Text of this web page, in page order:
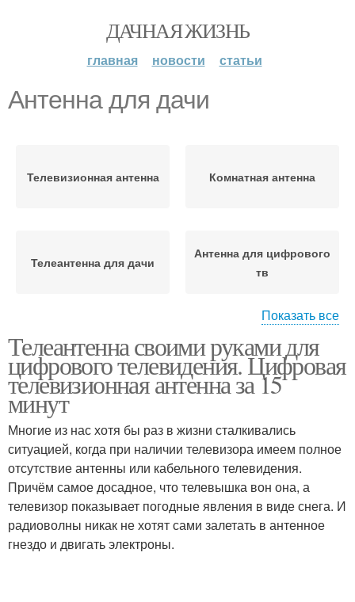
ДАЧНАЯ ЖИЗНЬ
главная новости статьи
Антенна для дачи
Телевизионная антенна Комнатная антенна
Телеантенна для дачи
Антенна для цифрового
тв
антенны
Антенны с усилителем
Антенны для дачи Антенна на даче
Уличные антенны
Антенны для
цифрового тв
Показать все
Телеантенна своими руками для
цифрового телевидения. Цифровая
телевизионная антенна за 15
минут
Многие из нас хотя бы раз в жизни сталкивались
ситуацией, когда при наличии телевизора имеем полное
отсутствие антенны или кабельного телевидения.
Причём самое досадное, что телевышка вон она, а
телевизор показывает погодные явления в виде снега. И
радиоволны никак не хотят сами залетать в антенное
гнездо и двигать электроны.